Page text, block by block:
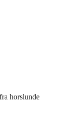
horslunde